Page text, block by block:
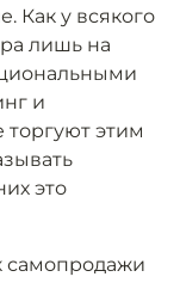
Как у всякого
лишь на
и
торгуют этим
это
самопродажи